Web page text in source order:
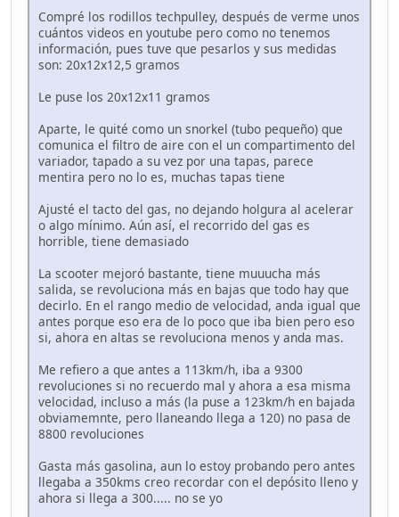
Compré los rodillos techpulley, después de verme unos
cuántos videos en youtube pero como no tenemos
información, pues tuve que pesarlos y sus medidas
son: 20x12x12,5 gramos
Le puse los 20x12x11 gramos
Aparte, le quité como un snorkel (tubo pequeño) que
comunica el filtro de aire con el un compartimento del
variador, tapado a su vez por una tapas, parece
mentira pero no lo es, muchas tapas tiene
Ajusté el tacto del gas, no dejando holgura al acelerar
o algo mínimo. Aún así, el recorrido del gas es
horrible, tiene demasiado
La scooter mejoró bastante, tiene muuucha más
salida, se revoluciona más en bajas que todo hay que
decirlo. En el rango medio de velocidad, anda igual que
antes porque eso era de lo poco que iba bien pero eso
si, ahora en altas se revoluciona menos y anda mas.
Me refiero a que antes a 113km/h, iba a 9300
revoluciones si no recuerdo mal y ahora a esa misma
velocidad, incluso a más (la puse a 123km/h en bajada
obviamemnte, pero llaneando llega a 120) no pasa de
8800 revoluciones
Gasta más gasolina, aun lo estoy probando pero antes
llegaba a 350kms creo recordar con el depósito lleno y
ahora si llega a 300..... no se yo